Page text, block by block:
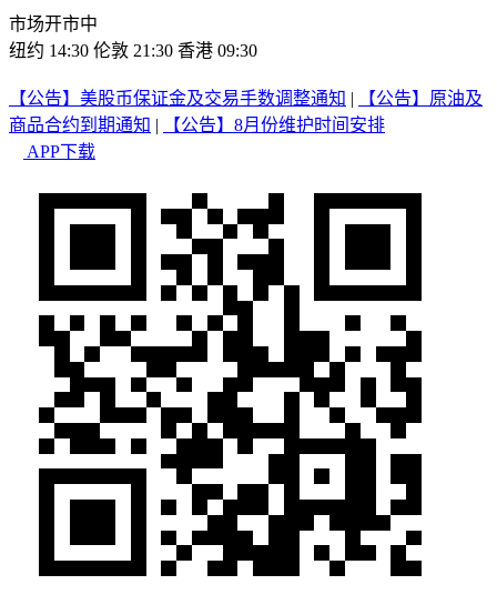
市场开市中
纽约 14:30 伦敦 21:30 香港 09:30
【公告】美股币保证金及交易手数调整通知 |
【公告】原油及
商品合约到期通知 |
【公告】8月份维护时间安排
APP下载